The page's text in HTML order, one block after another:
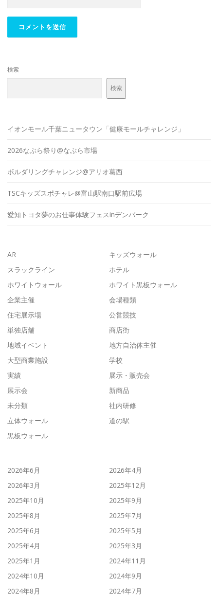
検索
検索
イオンモール千葉ニュータウン「健康モールチャレンジ」
2026なぶら祭り@なぶら市場
ボルダリングチャレンジ@アリオ葛西
TSCキッズスポチャレ@富山駅南口駅前広場
愛知トヨタ夢のお仕事体験フェスinデンパーク
AR
キッズウォール
スラックライン
ホテル
ホワイトウォール
ホワイト黒板ウォール
企業主催
会場種類
住宅展示場
公営競技
単独店舗
商店街
地域イベント
地方自治体主催
大型商業施設
学校
実績
展示・販売会
展示会
新商品
未分類
社内研修
立体ウォール
道の駅
黒板ウォール
2026年6月
2026年4月
2026年3月
2025年12月
2025年10月
2025年9月
2025年8月
2025年7月
2025年6月
2025年5月
2025年4月
2025年3月
2025年1月
2024年11月
2024年10月
2024年9月
2024年8月
2024年7月